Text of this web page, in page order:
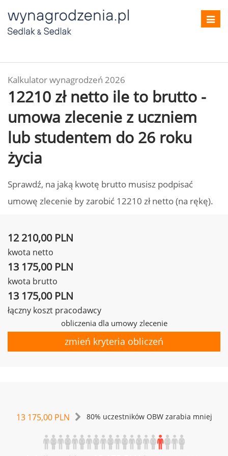
Kalkulator wynagrodzeń 2026
12210 zł netto ile to brutto -
umowa zlecenie z uczniem
lub studentem do 26 roku
życia
Sprawdź, na jaką kwotę brutto musisz podpisać
umowę zlecenie by zarobić 12210 zł netto (na rękę).
12 210,00 PLN
kwota netto
13 175,00 PLN
kwota brutto
13 175,00 PLN
łączny koszt pracodawcy
obliczenia dla umowy zlecenie
zmień kryteria obliczeń
13 175,00 PLN 80% uczestników OBW zarabia mniej